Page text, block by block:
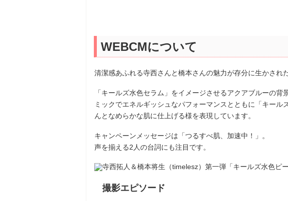
WEBCMについて
清潔感あふれる寺西さんと橋本さんの魅力が存分に生かされ
「キールズ水色セラム」をイメージさせるアクアブルーの
ミックでエネルギッシュなパフォーマンスとともに「キール
んとなめらかな肌に仕上げる様を表現しています。
キャンペーンメッセージは「つるすべ肌、加速中！」。
声を揃える2人の台詞にも注目です。
撮影エピソード